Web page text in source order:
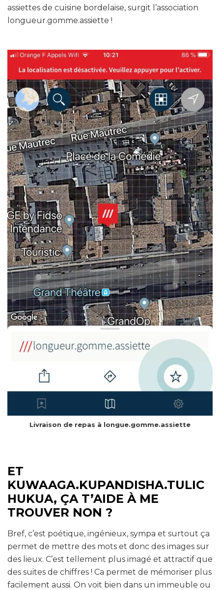
assiettes de cuisine bordelaise, surgit l’association
longueur.gomme.assiette !
Livraison de repas à longue.gomme.assiette
ET
KUWAAGA.KUPANDISHA.TULIC
HUKUA, ÇA T’AIDE À ME
TROUVER NON ?
Bref, c’est poétique, ingénieux, sympa et surtout ça
permet de mettre des mots et donc des images sur
des lieux. C’est tellement plus imagé et attractif que
des suites de chiffres ! Ca permet de mémoriser plus
facilement aussi. On voit bien dans un immeuble ou